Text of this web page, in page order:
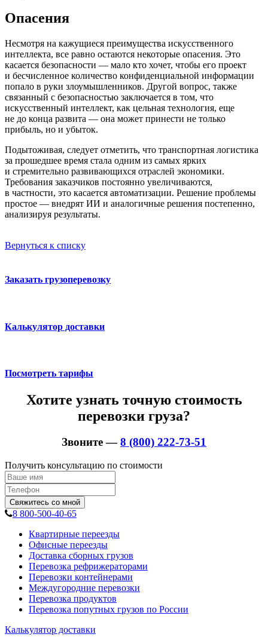
Опасения
Несмотря на кажущиеся преимущества искусственного
интеллекта, все равно остаются некоторые опасения. Это
касается безопасности — мало кто хочет, чтобы его проект
и бесчисленное количество конфиденциальной информации
попало в руки злоумышленников. Другой вопрос, также
связанный с безопасностью заключается в том, что
искусственный интеллект, как цельная технология, еще
не до конца развита — она может принести не только
прибыль, но и убыток.
Подытоживая, следует отметить, что транспортная логистика
за прошедшее время стала одним из самых ярких
и стремительно развивающихся отраслей экономики.
Требования заказчиков постоянно увеличиваются,
в частности, это касается автоматизации. Решение проблемы
простое — внедрят ИИ и аналогичные решения постепенно,
анализируя результаты.
Вернуться к списку
Заказать грузоперевозку
Калькулятор доставки
Посмотреть тарифы
Хотите узнать точную стоимость
перевозки груза?
Звоните — 8 (800) 222-73-51
Получить консультацию по стоимости
Свяжитесь со мной
8 800-500-40-65
Квартирные переезды
Офисные переезды
Доставка сборных грузов
Перевозка рефрижераторами
Перевозки контейнерами
Междугородние перевозки
Перевозка продуктов
Перевозка попутных грузов по России
Калькулятор доставки